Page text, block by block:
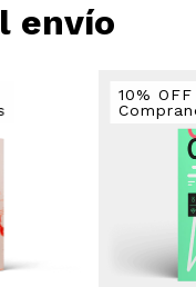
envío
10% OFF